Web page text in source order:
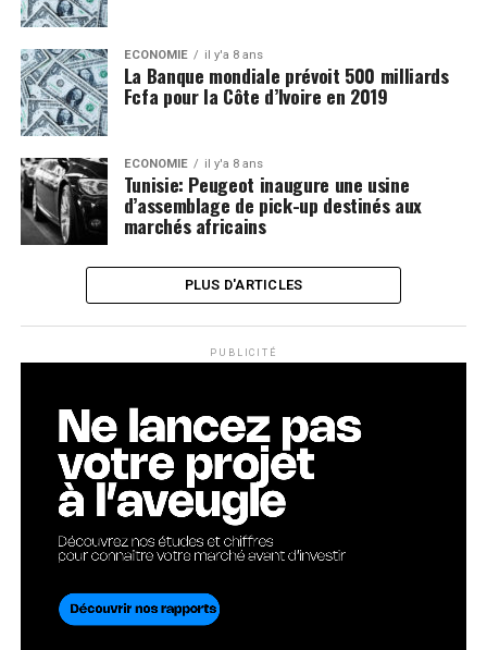
ECONOMIE il y'a 8 ans
La Banque mondiale prévoit 500 milliards
Fcfa pour la Côte d’Ivoire en 2019
ECONOMIE il y'a 8 ans
Tunisie: Peugeot inaugure une usine
d’assemblage de pick-up destinés aux
marchés africains
PLUS D'ARTICLES
PUBLICITÉ